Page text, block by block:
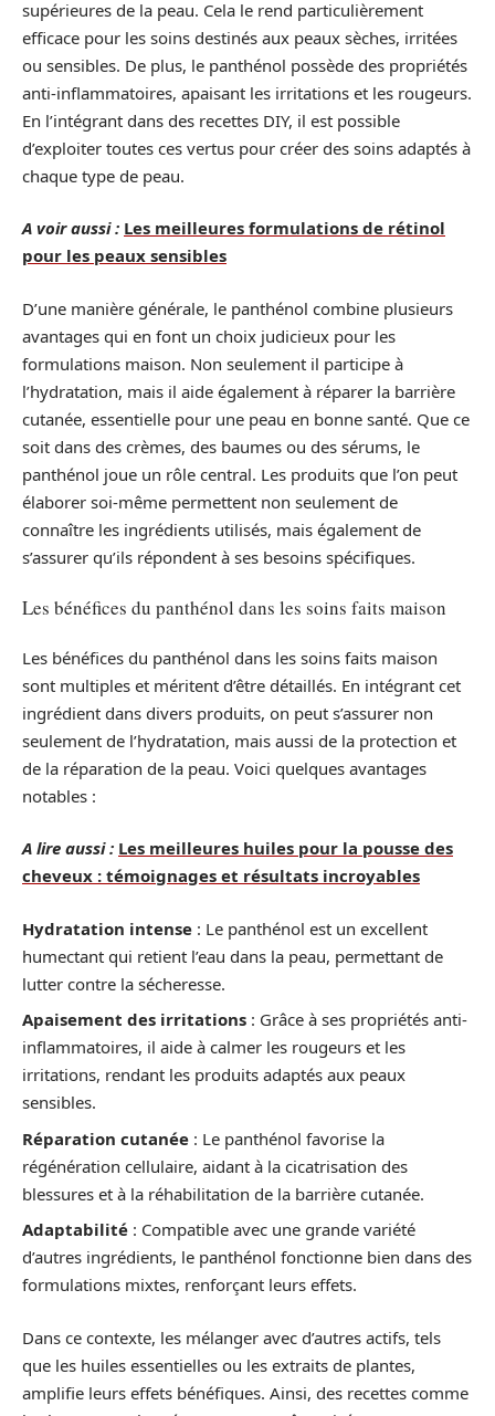
supérieures de la peau. Cela le rend particulièrement
efficace pour les soins destinés aux peaux sèches, irritées
ou sensibles. De plus, le panthénol possède des propriétés
anti-inflammatoires, apaisant les irritations et les rougeurs.
En l’intégrant dans des recettes DIY, il est possible
d’exploiter toutes ces vertus pour créer des soins adaptés à
chaque type de peau.
A voir aussi : Les meilleures formulations de rétinol
pour les peaux sensibles
D’une manière générale, le panthénol combine plusieurs
avantages qui en font un choix judicieux pour les
formulations maison. Non seulement il participe à
l’hydratation, mais il aide également à réparer la barrière
cutanée, essentielle pour une peau en bonne santé. Que ce
soit dans des crèmes, des baumes ou des sérums, le
panthénol joue un rôle central. Les produits que l’on peut
élaborer soi-même permettent non seulement de
connaître les ingrédients utilisés, mais également de
s’assurer qu’ils répondent à ses besoins spécifiques.
Les bénéfices du panthénol dans les soins faits maison
Les bénéfices du panthénol dans les soins faits maison
sont multiples et méritent d’être détaillés. En intégrant cet
ingrédient dans divers produits, on peut s’assurer non
seulement de l’hydratation, mais aussi de la protection et
de la réparation de la peau. Voici quelques avantages
notables :
A lire aussi : Les meilleures huiles pour la pousse des
cheveux : témoignages et résultats incroyables
Hydratation intense : Le panthénol est un excellent
humectant qui retient l’eau dans la peau, permettant de
lutter contre la sécheresse.
Apaisement des irritations : Grâce à ses propriétés anti-
inflammatoires, il aide à calmer les rougeurs et les
irritations, rendant les produits adaptés aux peaux
sensibles.
Réparation cutanée : Le panthénol favorise la
régénération cellulaire, aidant à la cicatrisation des
blessures et à la réhabilitation de la barrière cutanée.
Adaptabilité : Compatible avec une grande variété
d’autres ingrédients, le panthénol fonctionne bien dans des
formulations mixtes, renforçant leurs effets.
Dans ce contexte, les mélanger avec d’autres actifs, tels
que les huiles essentielles ou les extraits de plantes,
amplifie leurs effets bénéfiques. Ainsi, des recettes comme